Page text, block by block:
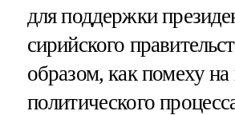
для поддержки
сирийского
образом, как помеху на
политического